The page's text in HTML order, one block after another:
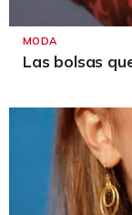
MODA
Las bolsas